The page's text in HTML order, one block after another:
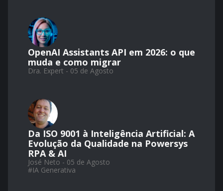
OpenAI Assistants API em 2026: o que
muda e como migrar
Dra. Expert - 05 de Agosto
Da ISO 9001 à Inteligência Artificial: A
Evolução da Qualidade na Powersys
RPA & AI
José Neto - 05 de Agosto
#IA Generativa